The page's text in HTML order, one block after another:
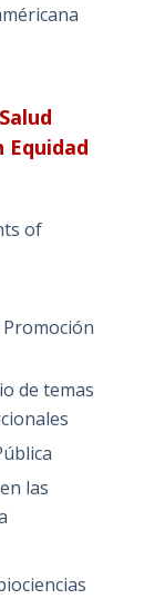
Equidad
of
Promoción
de temas
las